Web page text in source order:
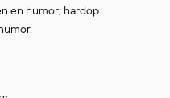
en humor; hardop